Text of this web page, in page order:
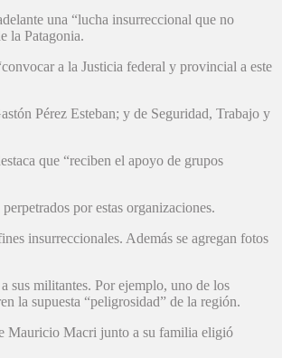
una “lucha insurreccional que no
la Patagonia.
a la Justicia federal y provincial a este
Pérez Esteban; y de Seguridad, Trabajo y
que “reciben el apoyo de grupos
por estas organizaciones.
insurreccionales. Además se agregan fotos
sus militantes. Por ejemplo, uno de los
la supuesta “peligrosidad” de la región.
Mauricio Macri junto a su familia eligió